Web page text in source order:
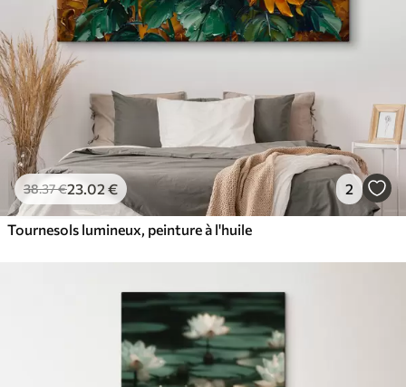
38.37€23.02 € 2
Tournesols lumineux, peinture à l'huile